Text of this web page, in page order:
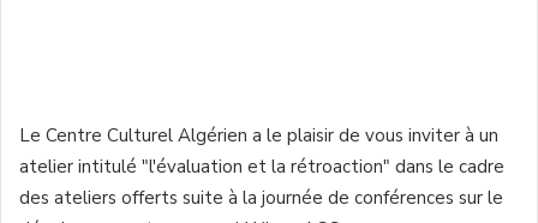
Le Centre Culturel Algérien a le plaisir de vous inviter à un
atelier intitulé "l'évaluation et la rétroaction" dans le cadre
des ateliers offerts suite à la journée de conférences sur le